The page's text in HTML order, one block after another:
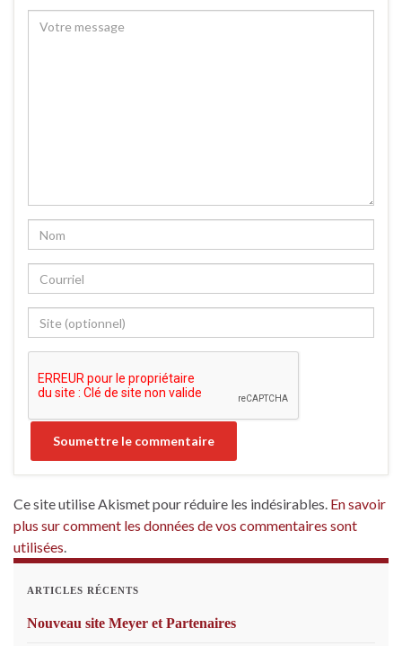
Ce site utilise Akismet pour réduire les indésirables. En savoir
plus sur comment les données de vos commentaires sont
utilisées.
ARTICLES RÉCENTS
Nouveau site Meyer et Partenaires